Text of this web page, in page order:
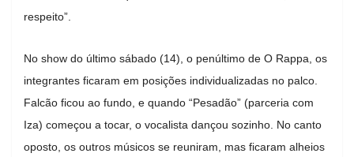
respeito”.
No show do último sábado (14), o penúltimo de O Rappa, os
integrantes ficaram em posições individualizadas no palco.
Falcão ficou ao fundo, e quando “Pesadão” (parceria com
Iza) começou a tocar, o vocalista dançou sozinho. No canto
oposto, os outros músicos se reuniram, mas ficaram alheios